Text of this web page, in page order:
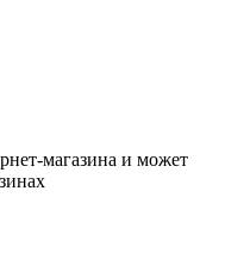
магазина и может